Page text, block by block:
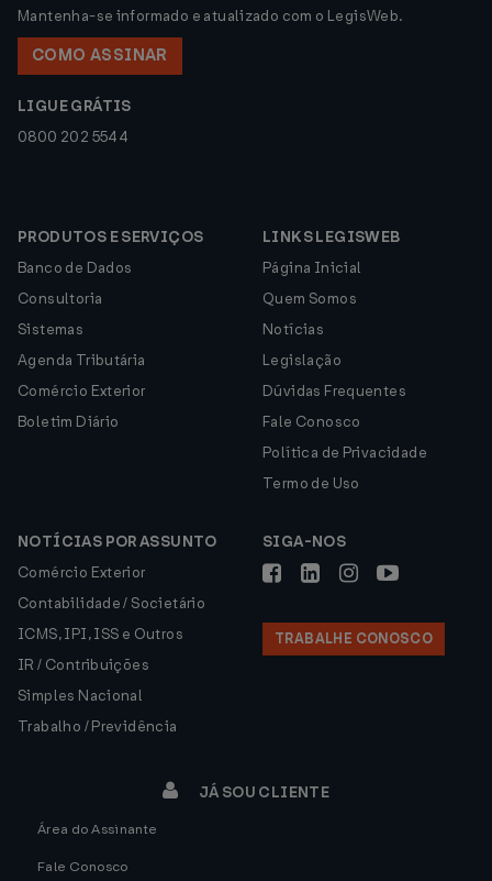
Mantenha-se informado e atualizado com o LegisWeb.
COMO ASSINAR
LIGUE GRÁTIS
0800 202 5544
PRODUTOS E SERVIÇOS
Banco de Dados
Consultoria
Sistemas
Agenda Tributária
Comércio Exterior
Boletim Diário
LINKS LEGISWEB
Página Inicial
Quem Somos
Notícias
Legislação
Dúvidas Frequentes
Fale Conosco
Política de Privacidade
Termo de Uso
NOTÍCIAS POR ASSUNTO
Comércio Exterior
Contabilidade / Societário
ICMS, IPI, ISS e Outros
IR / Contribuições
Simples Nacional
Trabalho / Previdência
SIGA-NOS
TRABALHE CONOSCO
JÁ SOU CLIENTE
Área do Assinante
Fale Conosco